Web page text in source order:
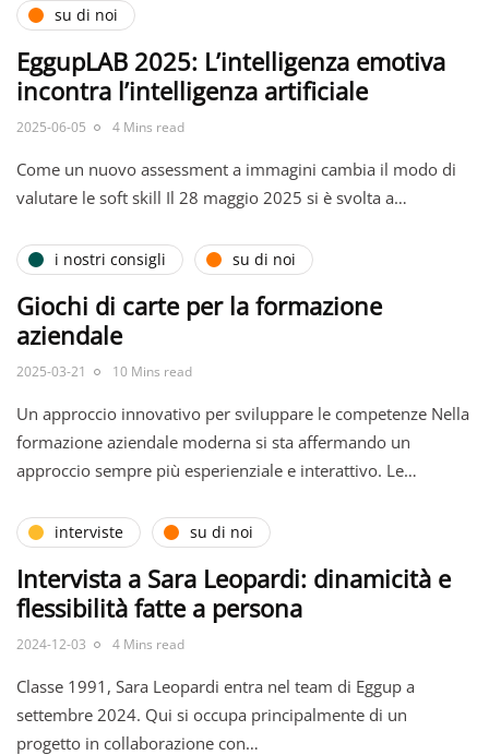
su di noi
EggupLAB 2025: L’intelligenza emotiva
incontra l’intelligenza artificiale
2025-06-05 4 Mins read
Come un nuovo assessment a immagini cambia il modo di
valutare le soft skill Il 28 maggio 2025 si è svolta a…
i nostri consigli su di noi
Giochi di carte per la formazione
aziendale
2025-03-21 10 Mins read
Un approccio innovativo per sviluppare le competenze Nella
formazione aziendale moderna si sta affermando un
approccio sempre più esperienziale e interattivo. Le…
interviste su di noi
Intervista a Sara Leopardi: dinamicità e
flessibilità fatte a persona
2024-12-03 4 Mins read
Classe 1991, Sara Leopardi entra nel team di Eggup a
settembre 2024. Qui si occupa principalmente di un
progetto in collaborazione con…